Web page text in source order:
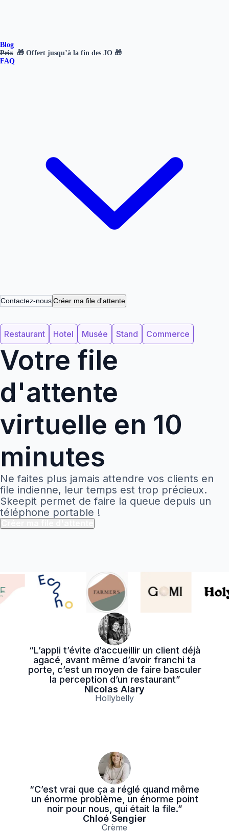
Blog
Prix 🎁 Offert jusqu’à la fin des JO 🎁
FAQ
Contactez-nousCréer ma file d'attente
Restaurant Hotel Musée Stand Commerce
Votre file
d'attente
virtuelle en 10
minutes
Ne faites plus jamais attendre vos clients en
file indienne, leur temps est trop précieux.
Skeepit permet de faire la queue depuis un
téléphone portable !
“L’appli t’évite d’accueillir un client déjà
agacé, avant même d’avoir franchi ta
porte, c’est un moyen de faire basculer
la perception d’un restaurant”
Nicolas Alary
Hollybelly
“C’est vrai que ça a réglé quand même
un énorme problème, un énorme point
noir pour nous, qui était la file.”
Chloé Sengier
Crème